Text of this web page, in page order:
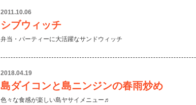
2011.10.06
シブウィッチ
弁当・パーティーに大活躍なサンドウィッチ
2018.04.19
島ダイコンと島ニンジンの春雨炒め
色々な食感が楽しい島ヤサイメニュー♬